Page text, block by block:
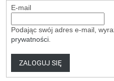
E-mail
Podając swój adres e-mail,
prywatności.
ZALOGUJ SIĘ